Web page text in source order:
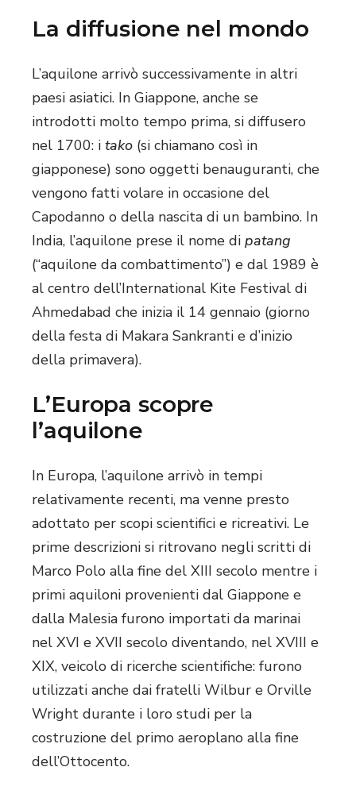
La diffusione nel mondo
L’aquilone arrivò successivamente in altri
paesi asiatici. In Giappone, anche se
introdotti molto tempo prima, si diffusero
nel 1700: itako (si chiamano così in
giapponese) sono oggetti benauguranti, che
vengono fatti volare in occasione del
Capodanno o della nascita di un bambino. In
India, l’aquilone prese il nome dipatang
(“aquilone da combattimento”) e dal 1989 è
al centro dell’International Kite Festival di
Ahmedabad che inizia il 14 gennaio (giorno
della festa di Makara Sankranti e d’inizio
della primavera).
L’Europa scopre
l’aquilone
In Europa, l’aquilone arrivò in tempi
relativamente recenti, ma venne presto
adottato per scopi scientifici e ricreativi. Le
prime descrizioni si ritrovano negli scritti di
Marco Polo alla fine del XIII secolo mentre i
primi aquiloni provenienti dal Giappone e
dalla Malesia furono importati da marinai
nel XVI e XVII secolo diventando, nel XVIII e
XIX, veicolo di ricerche scientifiche: furono
utilizzati anche dai fratelli Wilbur e Orville
Wright durante i loro studi per la
costruzione del primo aeroplano alla fine
dell’Ottocento.